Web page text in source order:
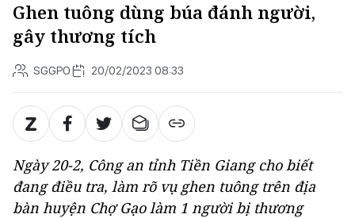
Ghen tuông dùng búa đánh người,
gây thương tích
SGGPO 20/02/2023 08:33
Ngày 20-2, Công an tỉnh Tiền Giang cho biết
đang điều tra, làm rõ vụ ghen tuông trên địa
bàn huyện Chợ Gạo làm 1 người bị thương